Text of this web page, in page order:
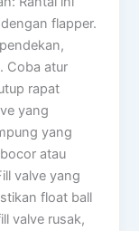
flapper.
Coba atur
rapat
yang
yang
atau
valve yang
float ball
valve rusak,